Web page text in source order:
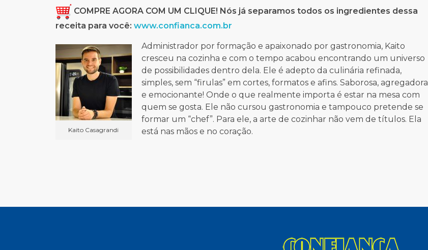
COMPRE AGORA COM UM CLIQUE! Nós já separamos todos os ingredientes dessa
receita para você: www.confianca.com.br
Kaito Casagrandi
Administrador por formação e apaixonado por gastronomia, Kaito
cresceu na cozinha e com o tempo acabou encontrando um universo
de possibilidades dentro dela. Ele é adepto da culinária refinada,
simples, sem “firulas” em cortes, formatos e afins. Saborosa, agregadora
e emocionante! Onde o que realmente importa é estar na mesa com
quem se gosta. Ele não cursou gastronomia e tampouco pretende se
formar um “chef”. Para ele, a arte de cozinhar não vem de títulos. Ela
está nas mãos e no coração.